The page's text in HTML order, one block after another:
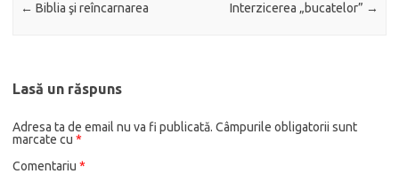
← Biblia şi reîncarnarea Interzicerea „bucatelor” →
Lasă un răspuns
Adresa ta de email nu va fi publicată. Câmpurile obligatorii sunt
marcate cu *
Comentariu *